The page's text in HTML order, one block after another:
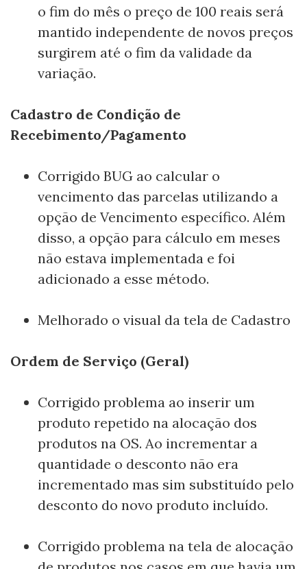
o fim do mês o preço de 100 reais será
mantido independente de novos preços
surgirem até o fim da validade da
variação.
Cadastro de Condição de
Recebimento/Pagamento
Corrigido BUG ao calcular o
vencimento das parcelas utilizando a
opção de Vencimento específico. Além
disso, a opção para cálculo em meses
não estava implementada e foi
adicionado a esse método.
Melhorado o visual da tela de Cadastro
Ordem de Serviço (Geral)
Corrigido problema ao inserir um
produto repetido na alocação dos
produtos na OS. Ao incrementar a
quantidade o desconto não era
incrementado mas sim substituído pelo
desconto do novo produto incluído.
Corrigido problema na tela de alocação